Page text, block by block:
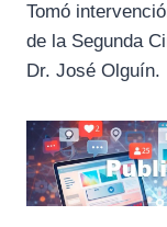
Tomó
de la Segunda
Dr. José Olguín.